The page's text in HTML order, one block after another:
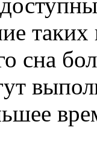
таких
сна